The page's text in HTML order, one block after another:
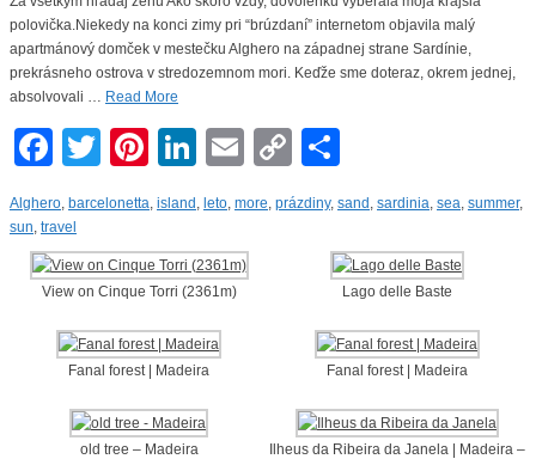
polovička.Niekedy na konci zimy pri “brúzdaní” internetom objavila malý
apartmánový domček v mestečku Alghero na západnej strane Sardínie,
prekrásneho ostrova v stredozemnom mori. Keďže sme doteraz, okrem jednej,
absolvovali … Read More
Facebook
TwitterPinterest
LinkedIn
EmailCopy
Link
Alghero barcelonetta island leto more prázdiny, sand sardinia sea summer,
sun travel
View on Cinque Torri (2361m) Lago delle Baste
Fanal forest | Madeira Fanal forest | Madeira
old tree – Madeira
Ilheus da Ribeira da Janela | Madeira –